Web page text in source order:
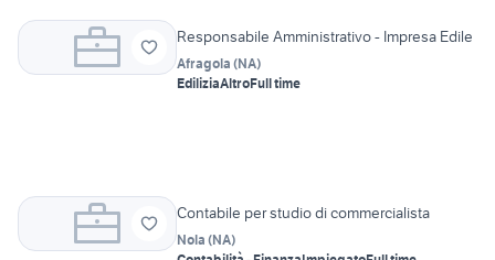
Responsabile Amministrativo - Impresa Edile
Afragola (NA)
EdiliziaAltroFull time
Contabile per studio di commercialista
Nola (NA)